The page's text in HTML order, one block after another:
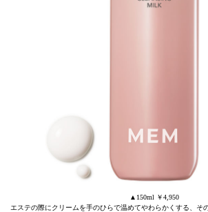
▲150ml ￥4,950
エステの際にクリームを手のひらで温めてやわらかくする、そ